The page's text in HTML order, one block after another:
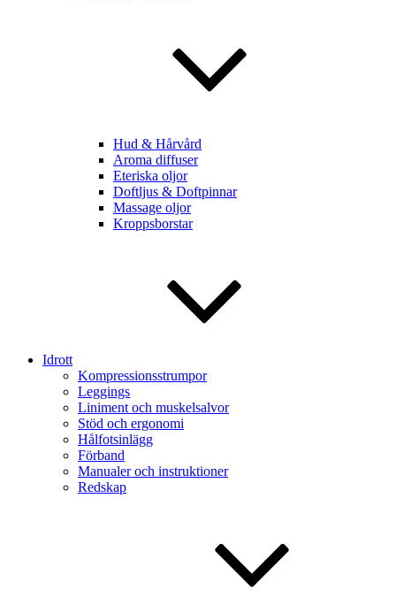
Hud & Hårvård
Aroma diffuser
Eteriska oljor
Doftljus & Doftpinnar
Massage oljor
Kroppsborstar
Idrott
Kompressionsstrumpor
Leggings
Liniment och muskelsalvor
Stöd och ergonomi
Hålfotsinlägg
Förband
Manualer och instruktioner
Redskap